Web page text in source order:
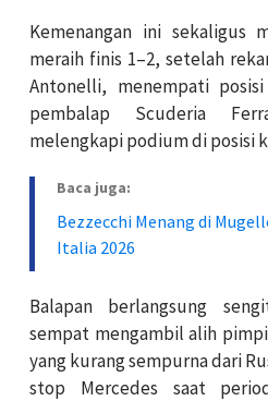
Kemenangan ini sekaligus
meraih finis 1–2, setelah
Antonelli, menempati
pembalap Scuderia
melengkapi podium di posisi
Baca juga:
Bezzecchi Menang di
Italia 2026
Balapan berlangsung
sempat mengambil alih
yang kurang sempurna dari
stop Mercedes saat